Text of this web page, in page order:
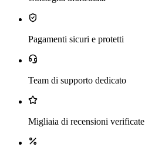
Pagamenti sicuri e protetti
Team di supporto dedicato
Migliaia di recensioni verificate